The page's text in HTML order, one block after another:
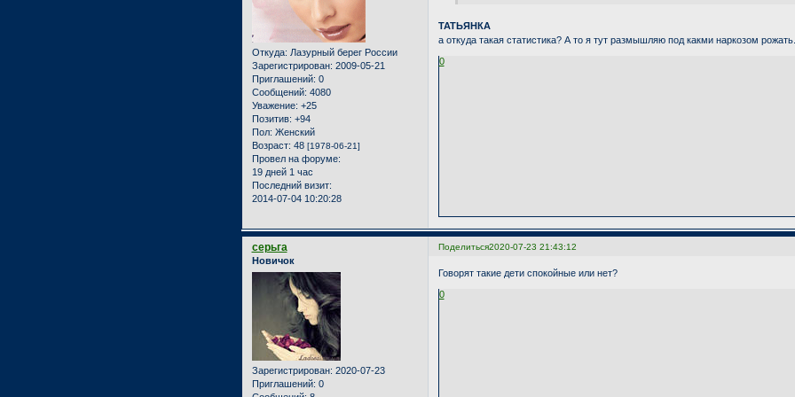
Откуда: Лазурный берег России
Зарегистрирован: 2009-05-21
Приглашений: 0
Сообщений: 4080
Уважение: +25
Позитив: +94
Пол: Женский
Возраст: 48 [1978-06-21]
Провел на форуме:
19 дней 1 час
Последний визит:
2014-07-04 10:20:28
ТАТЬЯНКА
а откуда такая статистика? А то я тут размышляю под какми наркозом рожать.
0
Поделиться2020-07-23 21:43:12
серьга
Новичок
Зарегистрирован: 2020-07-23
Приглашений: 0
Говорят такие дети спокойные или нет?
0